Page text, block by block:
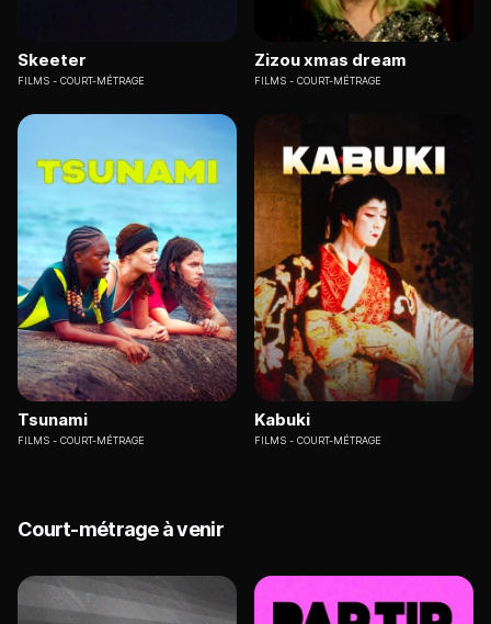
Skeeter
FILMS COURT-MÉTRAGE
Zizou xmas dream
FILMS COURT-MÉTRAGE
Tsunami
FILMS COURT-MÉTRAGE
Kabuki
FILMS COURT-MÉTRAGE
Court-métrage à venir